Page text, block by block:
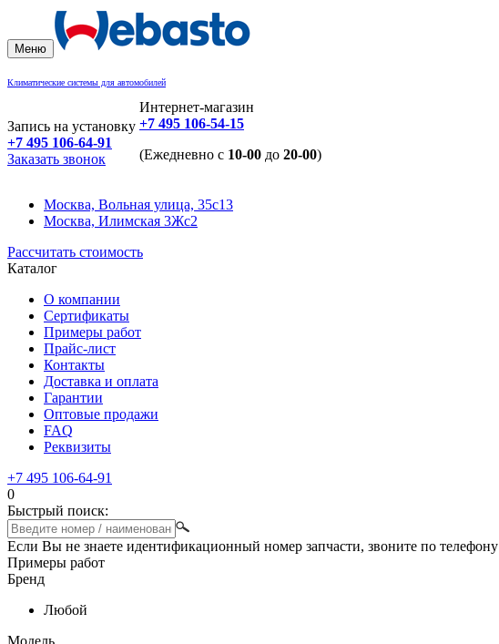
Меню
Климатические системы для автомобилей
Запись на установку
+7 495 106-64-91
Заказать звонок
Интернет-магазин
+7 495 106-54-15
(Ежедневно с 10-00 до 20-00)
Москва, Вольная улица, 35с13
Москва, Илимская 3Жс2
Рассчитать стоимость
Каталог
О компании
Сертификаты
Примеры работ
Прайс-лист
Контакты
Доставка и оплата
Гарантии
Оптовые продажи
FAQ
Реквизиты
+7 495 106-64-91
0
Быстрый поиск:
Если Вы не знаете идентификационный номер запчасти, звоните по телефону
Примеры работ
Бренд
Любой
Модель